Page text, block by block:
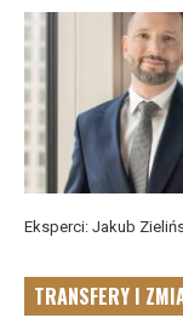
Eksperci: Jakub
TRANSFERY I